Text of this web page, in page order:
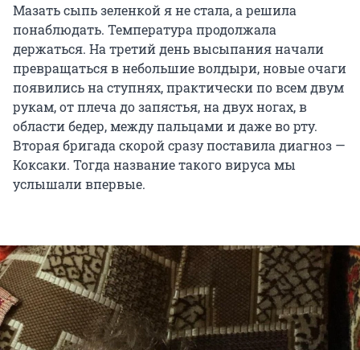
Мазать сыпь зеленкой я не стала, а решила
понаблюдать. Температура продолжала
держаться. На третий день высыпания начали
превращаться в небольшие волдыри, новые очаги
появились на ступнях, практически по всем двум
рукам, от плеча до запястья, на двух ногах, в
области бедер, между пальцами и даже во рту.
Вторая бригада скорой сразу поставила диагноз —
Коксаки. Тогда название такого вируса мы
услышали впервые.